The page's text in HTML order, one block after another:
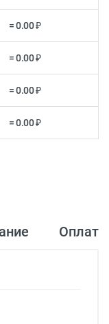
= 0.00 ₽
= 0.00 ₽
= 0.00 ₽
= 0.00 ₽
Оплата